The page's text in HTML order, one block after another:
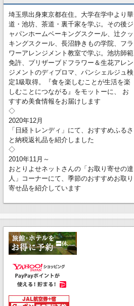
埼玉県出身東京都在住。大学在学中より華
道・池坊、茶道・裏千家を学ぶ。その後ジ
ャパンホームベーキングスクール、辻クッ
キングスクール、長沼静きもの学院、フラ
ワーアレンジメント教室で学ぶ。池坊師範
免許、プリザーブドフラワー＆生花アレン
ジメントのディプロマ、パンシェルジュ検
定1級取得。『食を楽しむことが生活を楽
しむことにつながる』をモットーに、 お
すすめ美食情報をお届けします
◇
2020年12月
「日経トレンディ」にて、おすすめふるさ
と納税返礼品を紹介しました
◇
2010年11月～
おとりよせネットさんの「お取り寄せの達
人」コーナーにて、季節のおすすめお取り
寄せ品を紹介しています